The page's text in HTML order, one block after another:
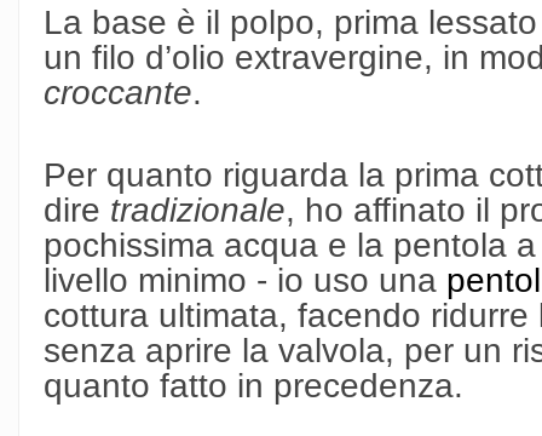
La base è il polpo, prima
un filo d’olio extravergine, in
croccante.
Per quanto riguarda la prima
dire tradizionale, ho affinato il
pochissima acqua e la pentola
livello minimo - io uso una
cottura ultimata, facendo
senza aprire la valvola, per un
quanto fatto in precedenza.